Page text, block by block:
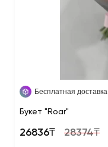
Бесплатная доставка
Букет "Roar"
26836₸ 28374₸